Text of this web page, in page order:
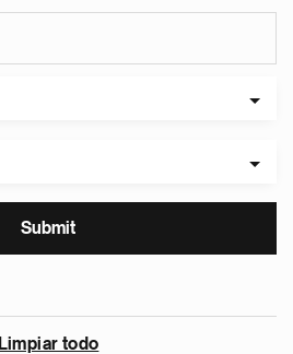
Limpiar todo